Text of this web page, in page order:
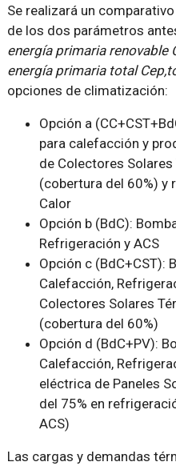
Se realizará un
de los dos parámetros
energía primaria renovable
energía primaria total C
opciones de climatización:
Opción a
para calefacción y
de Colectores
(cobertura del 60%) y
Calor
Opción b (BdC):
Refrigeración y ACS
Opción c (BdC+CST):
Calefacción,
Colectores Solares
(cobertura del 60%)
Opción d (BdC+PV):
Calefacción,
eléctrica de Paneles
del 75% en
ACS)
Las cargas y demandas